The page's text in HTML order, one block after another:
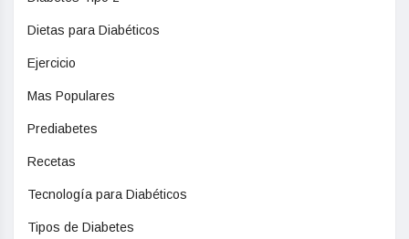
Dietas para Diabéticos
Ejercicio
Mas Populares
Prediabetes
Recetas
Tecnología para Diabéticos
Tipos de Diabetes